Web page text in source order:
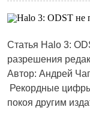
Статья Halo 3:
разрешения
Автор: Андрей
Рекордные
покоя другим